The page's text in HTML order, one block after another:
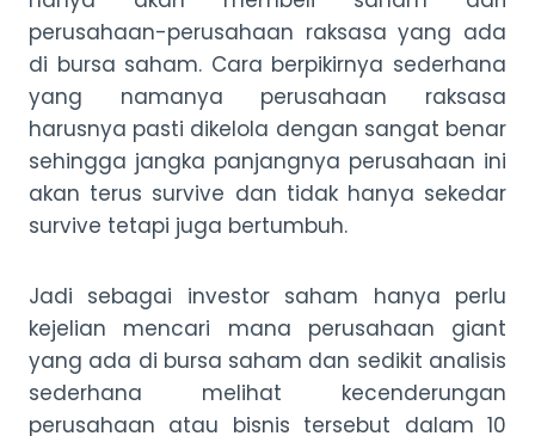
perusahaan-perusahaan raksasa yang ada
di bursa saham. Cara berpikirnya sederhana
yang namanya perusahaan raksasa
harusnya pasti dikelola dengan sangat benar
sehingga jangka panjangnya perusahaan ini
akan terus survive dan tidak hanya sekedar
survive tetapi juga bertumbuh.
Jadi sebagai investor saham hanya perlu
kejelian mencari mana perusahaan giant
yang ada di bursa saham dan sedikit analisis
sederhana melihat kecenderungan
perusahaan atau bisnis tersebut dalam 10